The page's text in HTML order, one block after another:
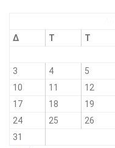
Δ
Τ Τ
3
4 5
10
11 12
17
18 19
24
25 26
31